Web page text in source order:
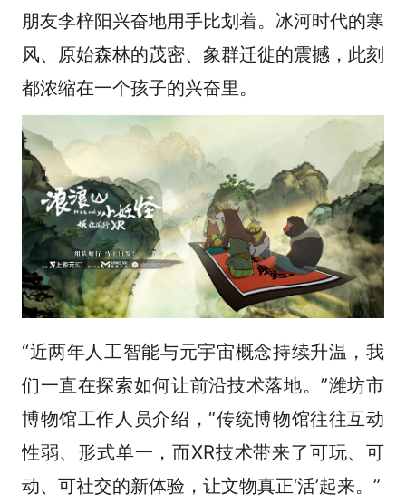
朋友李梓阳兴奋地用手比划着。冰河时代的寒
风、原始森林的茂密、象群迁徙的震撼，此刻
都浓缩在一个孩子的兴奋里。
“近两年人工智能与元宇宙概念持续升温，我
们一直在探索如何让前沿技术落地。”潍坊市
博物馆工作人员介绍，“传统博物馆往往互动
性弱、形式单一，而XR技术带来了可玩、可
动、可社交的新体验，让文物真正‘活’起来。”